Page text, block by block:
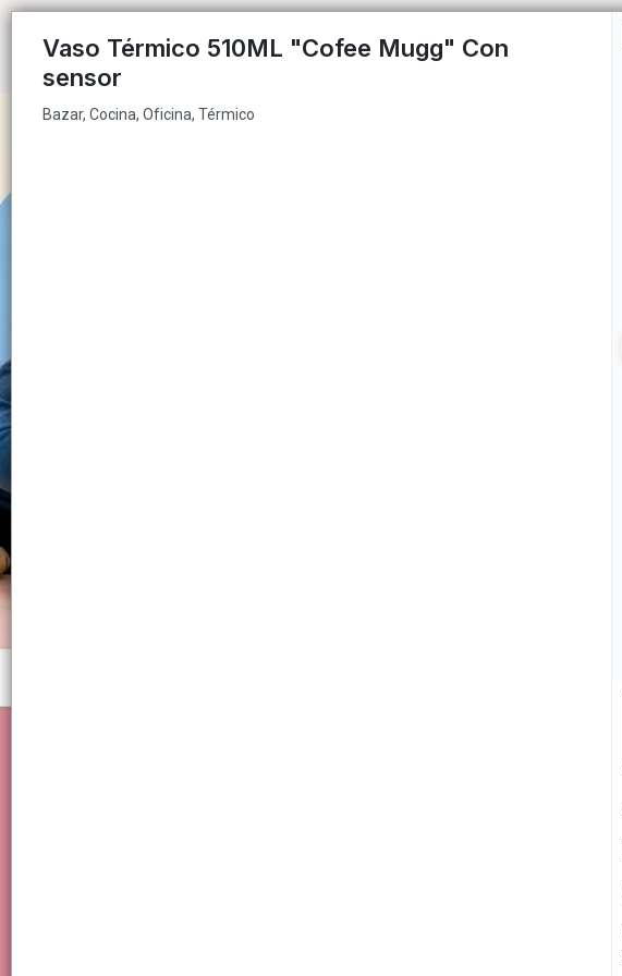
Bazar, Cocina, Oficina, Térmico
Vaso Térmico 510ML "Cofee Mugg" Con
sensor
Bazar, Cocina, Oficina, Térmico